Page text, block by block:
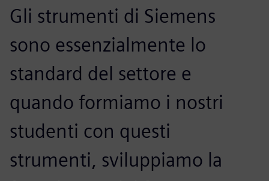
Gli strumenti di Siemens
sono essenzialmente lo
standard del settore e
quando formiamo i nostri
studenti con questi
strumenti, sviluppiamo la